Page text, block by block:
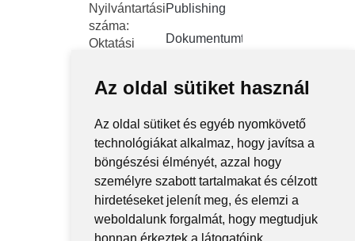
Az oldal sütiket használ
Az oldal sütiket és egyéb nyomkövető
technológiákat alkalmaz, hogy javítsa a
böngészési élményét, azzal hogy
személyre szabott tartalmakat és célzott
hirdetéseket jelenít meg, és elemzi a
weboldalunk forgalmát, hogy megtudjuk
Nyilvántartási
száma:
Oktatási
FNYF/419-
4/2023
Székhely:
1122
Budapest,
Városmajor
utca 12-14.
Publishing
Dokumentumtár
Közérdekű
Közadatkereső
rendszer
Központi
elektronikus
jegyzék